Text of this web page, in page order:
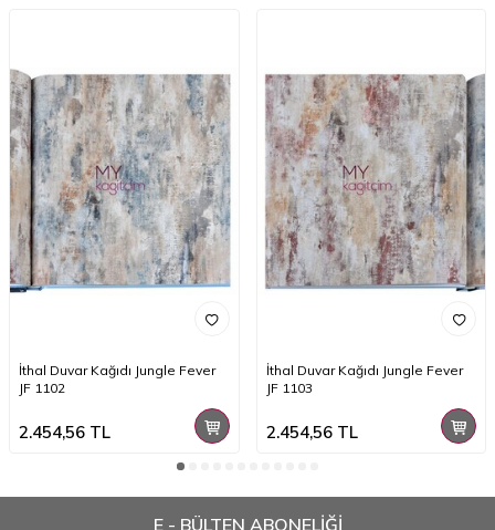
İthal Duvar Kağıdı Jungle Fever
JF 1102
2.454,56 TL
İthal Duvar Kağıdı Jungle Fever
JF 1103
2.454,56TL
E - BÜLTEN ABONELİĞİ